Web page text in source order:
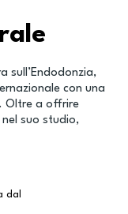
sull’Endodonzia,
con una
Oltre a offrire
suo studio,
dal